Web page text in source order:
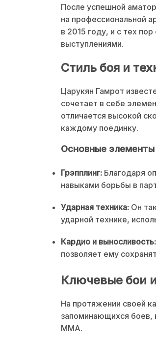
После успешной
на профессиональной
в 2015 году, и с тех
выступлениями.
Стиль боя и
Царукян Гамрот
сочетает в себе
отличается высокой
каждому поединку.
Основные элементы
Грэпплинг: Благодаря
навыками борьбы в
Ударная техника: Он
ударной технике,
Кардио и выносливость:
позволяет ему
Ключевые бои
На протяжении своей
запоминающихся боев,
ММА.